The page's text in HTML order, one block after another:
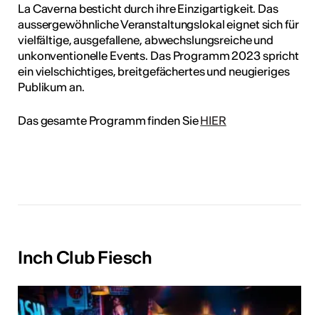
La Caverna besticht durch ihre Einzigartigkeit. Das
aussergewöhnliche Veranstaltungslokal eignet sich für
vielfältige, ausgefallene, abwechslungsreiche und
unkonventionelle Events. Das Programm 2023 spricht
ein vielschichtiges, breitgefächertes und neugieriges
Publikum an.
Das gesamte Programm finden SieHIER
Inch Club Fiesch